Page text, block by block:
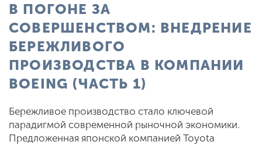
В ПОГОНЕ ЗА
СОВЕРШЕНСТВОМ: ВНЕДРЕНИЕ
БЕРЕЖЛИВОГО
ПРОИЗВОДСТВА В КОМПАНИИ
BOEING (ЧАСТЬ 1)
Бережливое производство стало ключевой
парадигмой современной рыночной экономики.
Предложенная японской компанией Toyota